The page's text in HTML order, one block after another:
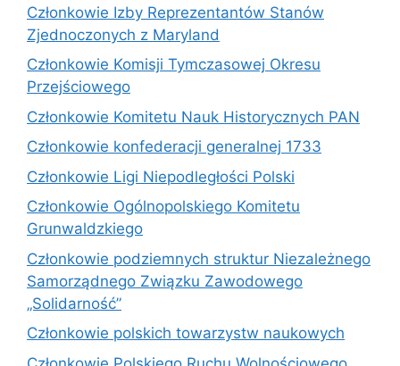
Członkowie Izby Reprezentantów Stanów
Zjednoczonych z Maryland
Członkowie Komisji Tymczasowej Okresu
Przejściowego
Członkowie Komitetu Nauk Historycznych PAN
Członkowie konfederacji generalnej 1733
Członkowie Ligi Niepodległości Polski
Członkowie Ogólnopolskiego Komitetu
Grunwaldzkiego
Członkowie podziemnych struktur Niezależnego
Samorządnego Związku Zawodowego
„Solidarność”
Członkowie polskich towarzystw naukowych